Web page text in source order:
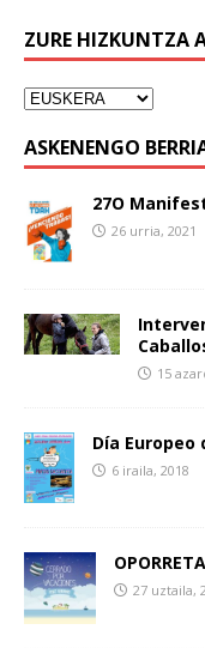
ZURE HIZKUNTZA
ASKENENGO
27O
26 urria, 2021
15
Día Europeo
6 iraila, 2018
27 uztaila,